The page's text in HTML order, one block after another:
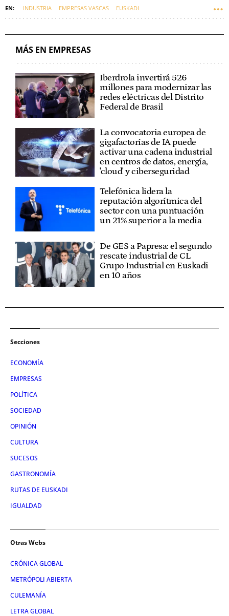
INDUSTRIA EMPRESAS VASCAS EUSKADI
MÁS EN EMPRESAS
Iberdrola invertirá 526
millones para modernizar las
redes eléctricas del Distrito
Federal de Brasil
La convocatoria europea de
gigafactorías de IA puede
activar una cadena industrial
en centros de datos, energía,
'cloud' y ciberseguridad
Telefónica lidera la
reputación algorítmica del
sector con una puntuación
un 21% superior a la media
De GES a Papresa: el segundo
rescate industrial de CL
Grupo Industrial en Euskadi
en 10 años
Secciones
ECONOMÍA
EMPRESAS
POLÍTICA
SOCIEDAD
OPINIÓN
CULTURA
SUCESOS
GASTRONOMÍA
RUTAS DE EUSKADI
IGUALDAD
Otras Webs
CRÓNICA GLOBAL
METRÓPOLI ABIERTA
CULEMANÍA
LETRA GLOBAL